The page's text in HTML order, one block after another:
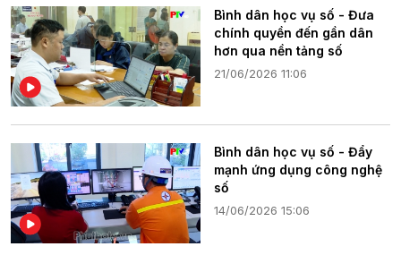
Bình dân học vụ số - Đưa
chính quyền đến gần dân
hơn qua nền tảng số
21/06/2026 11:06
Bình dân học vụ số - Đẩy
mạnh ứng dụng công nghệ
số
14/06/2026 15:06